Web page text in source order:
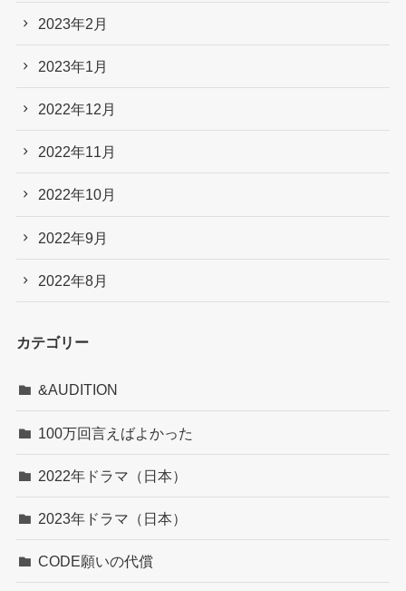
2023年2月
2023年1月
2022年12月
2022年11月
2022年10月
2022年9月
2022年8月
カテゴリー
&AUDITION
100万回言えばよかった
2022年ドラマ（日本）
2023年ドラマ（日本）
CODE願いの代償